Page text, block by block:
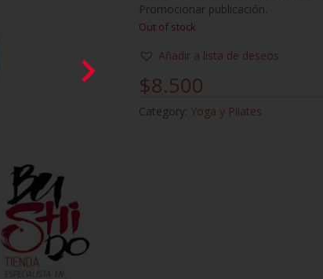
Promocionar publicación.
Out of stock
Añadir a lista de deseos
$8.500
Category: Yoga y Pilates